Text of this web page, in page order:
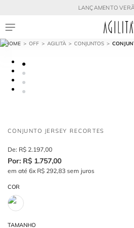
LANÇAMENTO
OFF AGILITÀ CONJUNTOS
CONJUNTO JERSEY RECORTES
R$ 2.197,00
R$ 1.757,00
em até 6x R$ 292,83 sem juros
COR
TAMANHO